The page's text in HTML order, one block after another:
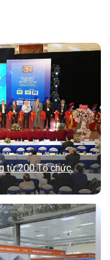
từ 200 Tổ chức,